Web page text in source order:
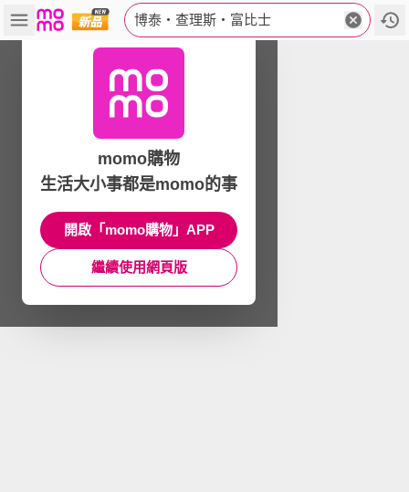
博泰‧查理斯‧富比士
momo購物
生活大小事都是momo的事
開啟「momo購物」APP
繼續使用網頁版